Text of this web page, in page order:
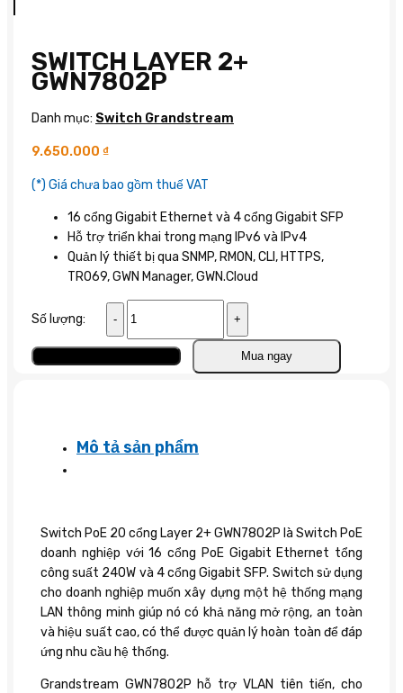
SWITCH LAYER 2+
GWN7802P
Danh mục: Switch Grandstream
9.650.000 ₫
(*) Giá chưa bao gồm thuế VAT
16 cổng Gigabit Ethernet và 4 cổng Gigabit SFP
Hỗ trợ triển khai trong mạng IPv6 và IPv4
Quản lý thiết bị qua SNMP, RMON, CLI, HTTPS,
TR069, GWN Manager, GWN.Cloud
Số lượng:
Layer
2+
GWN7802P
Mua ngay
Mô tả sản phẩm
Switch PoE 20 cổng Layer 2+ GWN7802P là Switch PoE
doanh nghiệp với 16 cổng PoE Gigabit Ethernet tổng
công suất 240W và 4 cổng Gigabit SFP. Switch sử dụng
cho doanh nghiệp muốn xây dựng một hệ thống mạng
LAN thông minh giúp nó có khả năng mở rộng, an toàn
và hiệu suất cao, có thể được quản lý hoàn toàn để đáp
ứng nhu cầu hệ thống.
Grandstream GWN7802P hỗ trợ VLAN tiên tiến, cho